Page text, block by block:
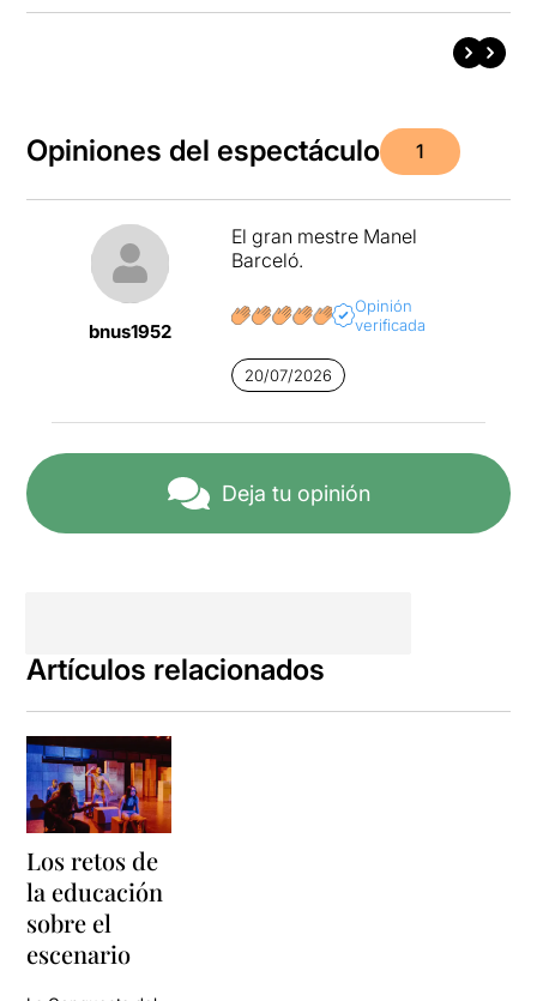
Opiniones del espectáculo 1
bnus1952
El gran mestre Manel
Barceló.
Opinión
verificada
20/07/2026
Deja tu opinión
Artículos relacionados
Los retos de
la educación
sobre el
escenario